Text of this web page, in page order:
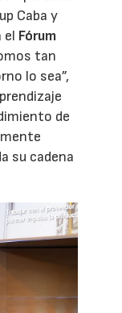
Caba y
el Fórum
tan
lo sea”,
de
su cadena